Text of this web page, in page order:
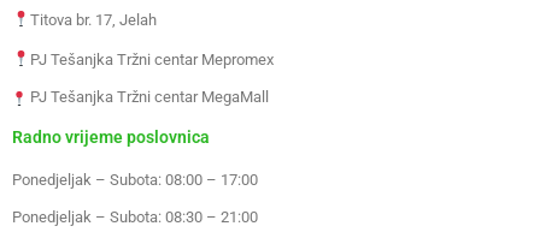
Titova br. 17, Jelah
PJ Tešanjka Tržni centar Mepromex
PJ Tešanjka Tržni centar MegaMall
Radno vrijeme poslovnica
Ponedjeljak – Subota: 08:00 – 17:00
Ponedjeljak – Subota: 08:30 – 21:00